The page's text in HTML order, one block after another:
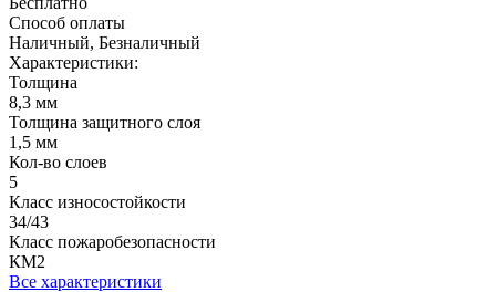
Способ оплаты
Наличный, Безналичный
Характеристики:
Толщина
8,3 мм
Толщина защитного слоя
1,5 мм
Кол-во слоев
5
Класс износостойкости
34/43
Класс пожаробезопасности
КМ2
Все характеристики